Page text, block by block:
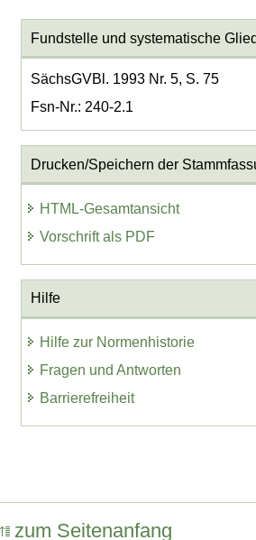
Fundstelle und systematische
SächsGVBl. 1993 Nr. 5, S. 75
Fsn-Nr.: 240-2.1
Drucken/Speichern der
HTML-Gesamtansicht
Vorschrift als PDF
Hilfe
Hilfe zur Normenhistorie
Fragen und Antworten
Barrierefreiheit
zum Seitenanfang